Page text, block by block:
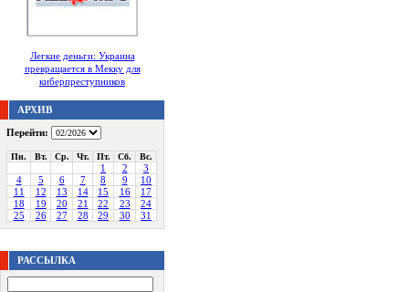
Легкие деньги: Украина
превращается в Мекку для
киберпреступников
АРХИВ
Перейти:
Пн. Вт. Ср. Чт. Пт. Сб. Вс.
1 2
3
4
5 6 7 8 9
10
11
12 13 14 15 16
17
18
19 20 21 22 23
24
25
26 27 28 29 30 31
РАССЫЛКА